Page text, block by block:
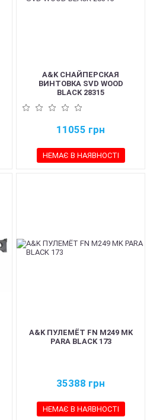
A&K СНАЙПЕРСКАЯ
ВИНТОВКА SVD WOOD
BLACK 28315
11055 грн
НЕМАЄ В НАЯВНОСТІ
A&K ПУЛЕМЁТ FN M249 MK
PARA BLACK 173
35388 грн
НЕМАЄ В НАЯВНОСТІ